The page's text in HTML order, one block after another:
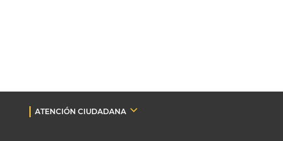
ATENCIÓN CIUDADANA